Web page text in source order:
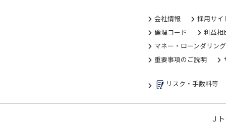
会社情報 採用サイ
倫理コード
利益相
マネー・ローンダリン
重要事項のご説明
リスク・手数料等
Ｊ